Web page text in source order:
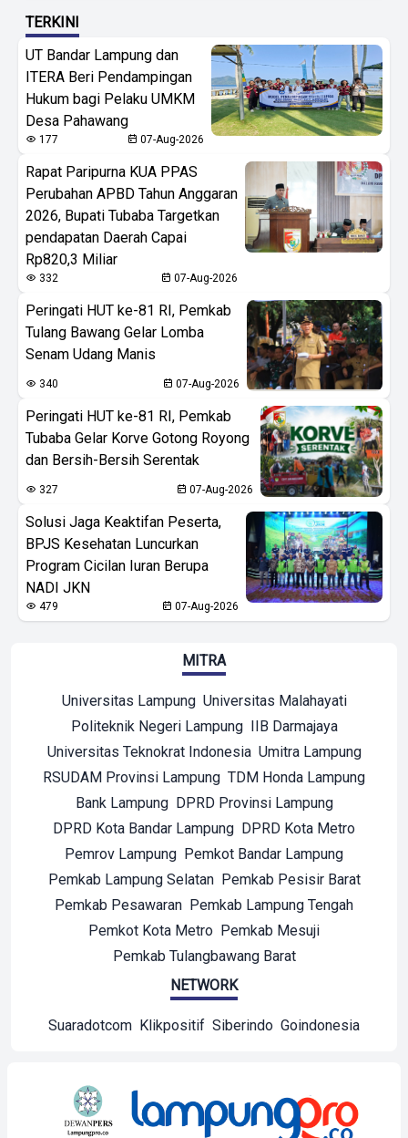
TERKINI
UT Bandar Lampung dan
ITERA Beri Pendampingan
Hukum bagi Pelaku UMKM
Desa Pahawang
177 07-Aug-2026
Rapat Paripurna KUA PPAS
Perubahan APBD Tahun Anggaran
2026, Bupati Tubaba Targetkan
pendapatan Daerah Capai
Rp820,3 Miliar
332 07-Aug-2026
Peringati HUT ke-81 RI, Pemkab
Tulang Bawang Gelar Lomba
Senam Udang Manis
340 07-Aug-2026
Peringati HUT ke-81 RI, Pemkab
Tubaba Gelar Korve Gotong Royong
dan Bersih-Bersih Serentak
327 07-Aug-2026
Solusi Jaga Keaktifan Peserta,
BPJS Kesehatan Luncurkan
Program Cicilan Iuran Berupa
NADI JKN
479 07-Aug-2026
MITRA
Universitas Lampung Universitas Malahayati
Politeknik Negeri Lampung IIB Darmajaya
Universitas Teknokrat Indonesia Umitra Lampung
RSUDAM Provinsi Lampung TDM Honda Lampung
Bank Lampung DPRD Provinsi Lampung
DPRD Kota Bandar Lampung DPRD Kota Metro
Pemrov Lampung Pemkot Bandar Lampung
Pemkab Lampung Selatan Pemkab Pesisir Barat
Pemkab Pesawaran Pemkab Lampung Tengah
Pemkot Kota Metro Pemkab Mesuji
Pemkab Tulangbawang Barat
NETWORK
Suaradotcom Klikpositif Siberindo Goindonesia